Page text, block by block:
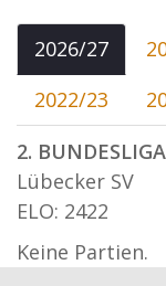
2026/27
2022/23
2.
Lübecker SV
ELO: 2422
Keine Partien.